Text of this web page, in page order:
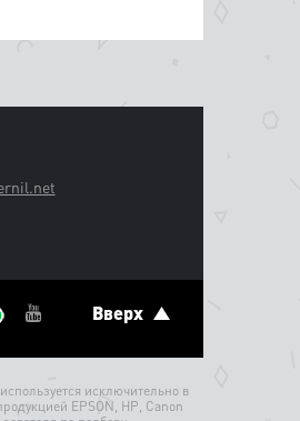
Вверх
исключительно в
EPSON, HP, Canon